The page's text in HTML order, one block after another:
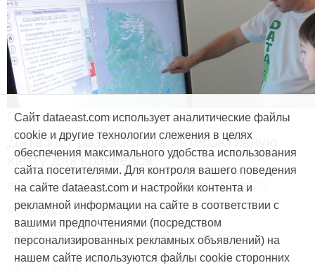
Продукты и услуги
Дата Ист разработала интерактивную
карту для краеведов
#CarryMap #Интерактивная карта #ArcGIS
#Природа #Дети #География
#Мобильная карта #Веб-приложение
Сайт dataeast.com использует аналитические файлы
cookie и другие технологии слежения в целях
обеспечения максимального удобства использования
сайта посетителями. Для контроля вашего поведения
на сайте dataeast.com и настройки контента и
рекламной информации на сайте в соответствии с
вашими предпочтениями (посредством
персонализированных рекламных объявлений) на
нашем сайте используются файлы cookie сторонних